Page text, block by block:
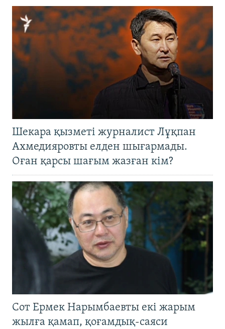
Шекара қызметі журналист Лұқпан
Ахмедияровты елден шығармады.
Оған қарсы шағым жазған кім?
Сот Ермек Нарымбаевты екі жарым
жылға қамап, қоғамдық-саяси